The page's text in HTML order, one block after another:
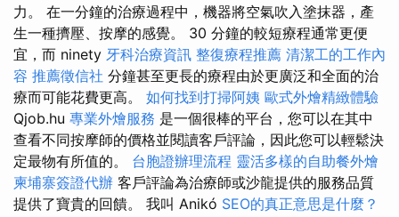
力。 在一分鐘的治療過程中，機器將空氣吹入塗抹器，產
生一種擠壓、按摩的感覺。 30 分鐘的較短療程通常更便
宜，而 ninety 牙科治療資訊 整復療程推薦 清潔工的工作內
容 推薦徵信社 分鐘甚至更長的療程由於更廣泛和全面的治
療而可能花費更高。 如何找到打掃阿姨 歐式外燴精緻體驗
Qjob.hu 專業外燴服務 是一個很棒的平台，您可以在其中
查看不同按摩師的價格並閱讀客戶評論，因此您可以輕鬆決
定最物有所值的。 台胞證辦理流程 靈活多樣的自助餐外燴
柬埔寨簽證代辦 客戶評論為治療師或沙龍提供的服務品質
提供了寶貴的回饋。 我叫 Anikó SEO的真正意思是什麼？